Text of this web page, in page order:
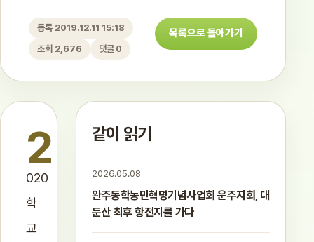
등록 2019.12.11 15:18
조회 2,676
댓글 0
목록으로 돌아가기
2
020
학
교
같이 읽기
2026.05.08
완주동학농민혁명기념사업회 운주지회, 대
둔산 최후 항전지를 가다